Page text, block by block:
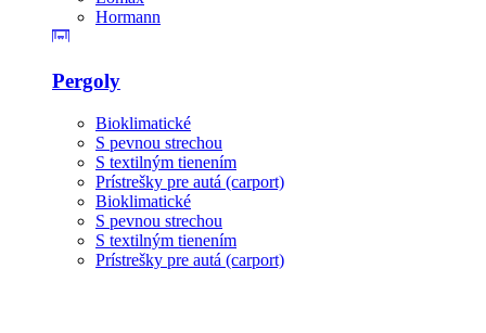
Hormann
Pergoly
Bioklimatické
S pevnou strechou
S textilným tienením
Prístrešky pre autá (carport)
Bioklimatické
S pevnou strechou
S textilným tienením
Prístrešky pre autá (carport)